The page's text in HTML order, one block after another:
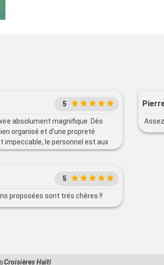
5
absolument magnifique. Dès
organisé et d’une propreté
impeccable, le personnel est aux
Les activités, la
Franchement, tout était parfait
je recommande les yeux fermés
5
proposées sont trés chères !!
Croisières Haïti